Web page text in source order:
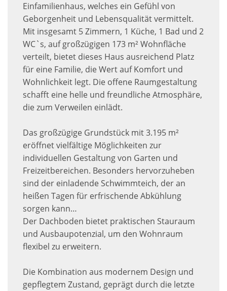
Einfamilienhaus, welches ein Gefühl von
Geborgenheit und Lebensqualität vermittelt.
Mit insgesamt 5 Zimmern, 1 Küche, 1 Bad und 2
WC`s, auf großzügigen 173 m² Wohnfläche
verteilt, bietet dieses Haus ausreichend Platz
für eine Familie, die Wert auf Komfort und
Wohnlichkeit legt. Die offene Raumgestaltung
schafft eine helle und freundliche Atmosphäre,
die zum Verweilen einlädt.
Das großzügige Grundstück mit 3.195 m²
eröffnet vielfältige Möglichkeiten zur
individuellen Gestaltung von Garten und
Freizeitbereichen. Besonders hervorzuheben
sind der einladende Schwimmteich, der an
heißen Tagen für erfrischende Abkühlung
sorgen kann…
Der Dachboden bietet praktischen Stauraum
und Ausbaupotenzial, um den Wohnraum
flexibel zu erweitern.
Die Kombination aus modernem Design und
gepflegtem Zustand, geprägt durch die letzte